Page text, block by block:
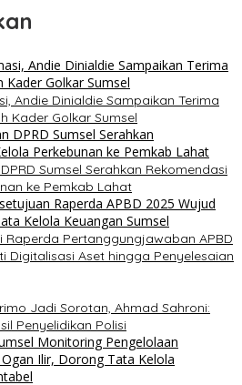
Andie Dinialdie Sampaikan Terima
Kader Golkar Sumsel
Sumsel Serahkan Rekomendasi
ke Pemkab Lahat
Raperda Pertanggungjawaban APBD
Digitalisasi Aset hingga Penyelesaian
Jadi Sorotan, Ahmad Sahroni:
Penyelidikan Polisi